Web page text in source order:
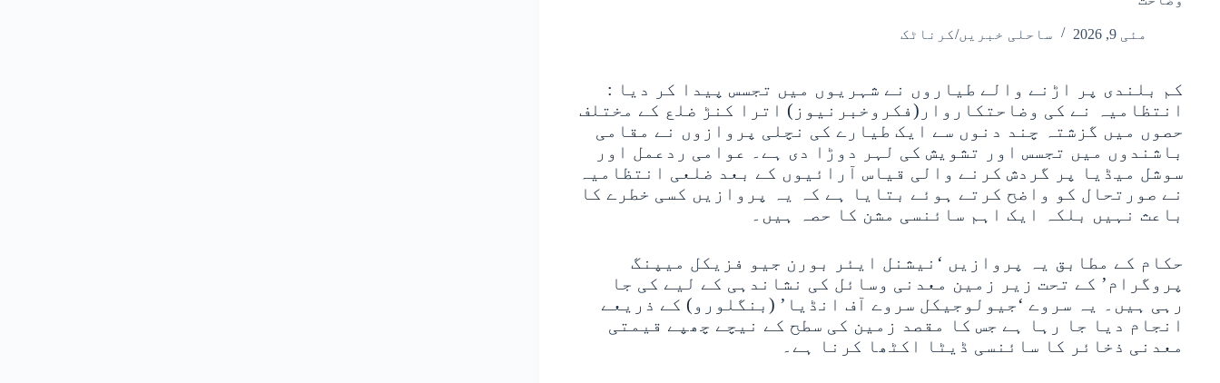
مئی 9, 2026 ساحلی خبریں/کرناٹک
کم بلندی پر اڑنے والے طیاروں نے شہریوں میں تجسس پیدا کر دیا :
انتظامیہ نے کی وضاحتکاروار(فکروخبرنیوز) اترا کنڑ ضلع کے مختلف
حصوں میں گزشتہ چند دنوں سے ایک طیارے کی نچلی پروازوں نے مقامی
باشندوں میں تجسس اور تشویش کی لہر دوڑا دی ہے۔ عوامی ردعمل اور
سوشل میڈیا پر گردش کرنے والی قیاس آرائیوں کے بعد ضلعی انتظامیہ
نے صورتحال کو واضح کرتے ہوئے بتایا ہے کہ یہ پروازیں کسی خطرے کا
باعث نہیں بلکہ ایک اہم سائنسی مشن کا حصہ ہیں۔
حکام کے مطابق یہ پروازیں ‘نیشنل ایئر بورن جیو فزیکل میپنگ
پروگرام’ کے تحت زیر زمین معدنی وسائل کی نشاندہی کے لیے کی جا
رہی ہیں۔ یہ سروے ‘جیولوجیکل سروے آف انڈیا’ (بنگلورو) کے ذریعے
انجام دیا جا رہا ہے جس کا مقصد زمین کی سطح کے نیچے چھپے قیمتی
معدنی ذخائر کا سائنسی ڈیٹا اکٹھا کرنا ہے۔